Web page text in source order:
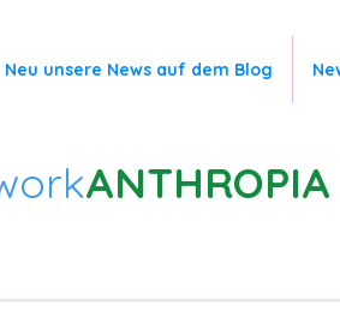
Neu unsere News auf dem Blog
ANTHROPIA